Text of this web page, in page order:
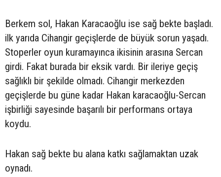
Berkem sol, Hakan Karacaoğlu ise sağ bekte başladı.
ilk yarıda Cihangir geçişlerde de büyük sorun yaşadı.
Stoperler oyun kuramayınca ikisinin arasına Sercan
girdi. Fakat burada bir eksik vardı. Bir ileriye geçiş
sağlıklı bir şekilde olmadı. Cihangir merkezden
geçişlerde bu güne kadar Hakan karacaoğlu-Sercan
işbirliği sayesinde başarılı bir performans ortaya
koydu.
Hakan sağ bekte bu alana katkı sağlamaktan uzak
oynadı.